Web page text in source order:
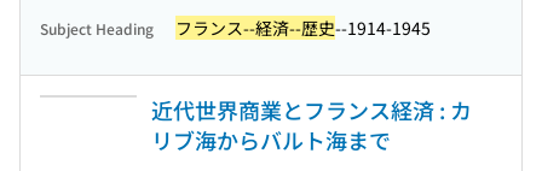
Subject Heading フランス--経済--歴史--1914-1945
近代世界商業とフランス経済 : カ
リブ海からバルト海まで